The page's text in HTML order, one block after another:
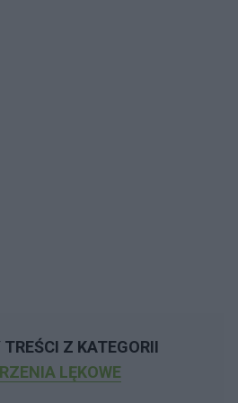
Z KATEGORII
LĘKOWE